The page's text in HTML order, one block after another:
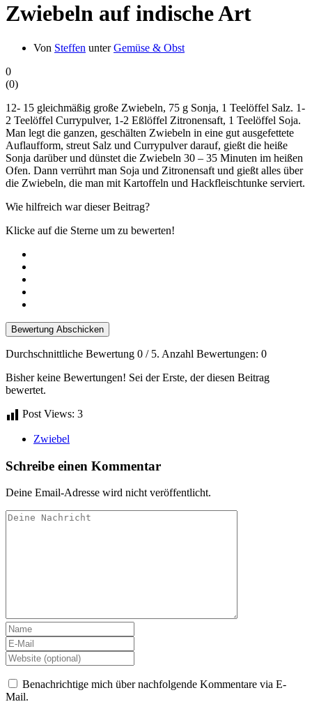
Zwiebeln auf indische Art
Von Steffen unterGemüse & Obst
0
(0)
12- 15 gleichmäßig große Zwiebeln, 75 g Sonja, 1 Teelöffel Salz. 1-
2 Teelöffel Currypulver, 1-2 Eßlöffel Zitronensaft, 1 Teelöffel Soja.
Man legt die ganzen, geschälten Zwiebeln in eine gut ausgefettete
Auflaufform, streut Salz und Currypulver darauf, gießt die heiße
Sonja darüber und dünstet die Zwiebeln 30 – 35 Minuten im heißen
Ofen. Dann verrührt man Soja und Zitronensaft und gießt alles über
die Zwiebeln, die man mit Kartoffeln und Hackfleischtunke serviert.
Wie hilfreich war dieser Beitrag?
Klicke auf die Sterne um zu bewerten!
Bewertung Abschicken
Durchschnittliche Bewertung 0 / 5. Anzahl Bewertungen: 0
Bisher keine Bewertungen! Sei der Erste, der diesen Beitrag
bewertet.
Post Views: 3
Zwiebel
Schreibe einen Kommentar
Deine Email-Adresse wird nicht veröffentlicht.
Benachrichtige mich über nachfolgende Kommentare via E-
Mail.